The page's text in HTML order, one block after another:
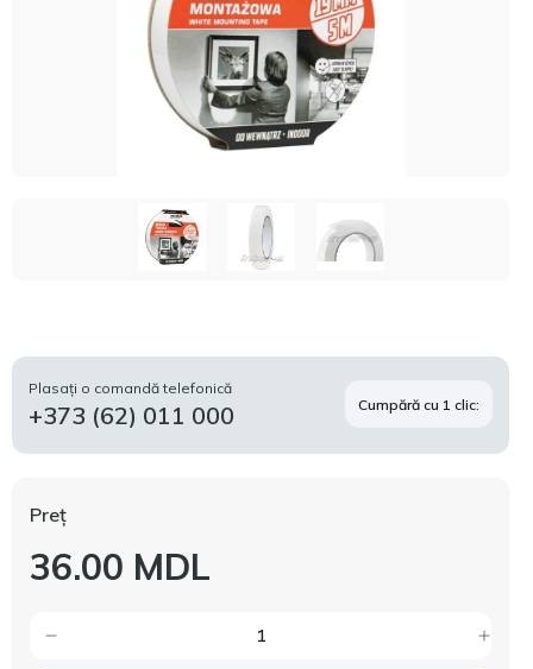
Plasați o comandă telefonică
+373 (62) 011 000 Cumpără cu 1 clic:
Preț
36.00 MDL